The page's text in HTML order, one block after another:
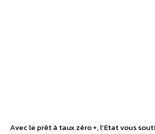
Avec le prêt à taux zéro +, l’Etat vous